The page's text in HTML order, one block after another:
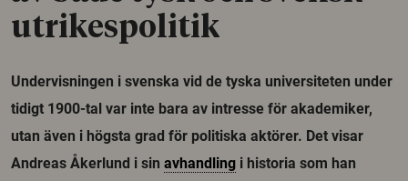
utrikespolitik
Undervisningen i svenska vid de tyska universiteten under
tidigt 1900-tal var inte bara av intresse för akademiker,
utan även i högsta grad för politiska aktörer. Det visar
Andreas Åkerlund i sin avhandling i historia som han